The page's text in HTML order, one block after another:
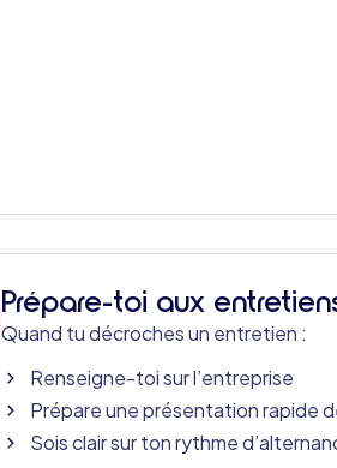
Prépare-toi aux
Quand tu décroches un entretien :
Renseigne-toi sur l’entreprise
Prépare une présentation rapide
Sois clair sur ton rythme